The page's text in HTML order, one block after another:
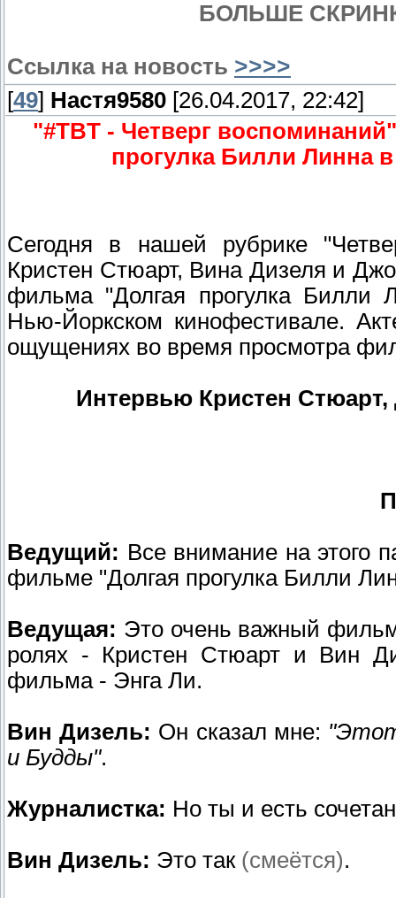
БОЛЬШЕ
Ссылка на новость >>>>
[49] Настя9580 [26.04.2017, 22:42]
"#TBT - Четверг
прогулка Билли Линна
Сегодня в нашей рубрике
Кристен Стюарт, Вина Дизеля и
фильма "Долгая прогулка Билли
Нью-Йоркском кинофестивале.
ощущениях во время просмотра
Интервью Кристен
Ведущий: Все внимание на этого
фильме "Долгая прогулка Билли
Ведущая: Это очень важный
ролях - Кристен Стюарт и Вин
фильма - Энга Ли.
Вин Дизель: Он сказал мне:
и Будды".
Журналистка: Но ты и есть
Вин Дизель: Это так (смеётся).